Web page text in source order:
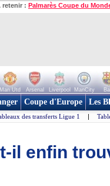
retenir : Palmarès Coupe du
Man Utd Arsenal Liverpool ManCity
Coupe d'Europe Les
des transferts Ligue 1 |
il enfin